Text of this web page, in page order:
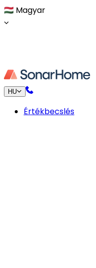
🇭🇺 Magyar
HU
Értékbecslés